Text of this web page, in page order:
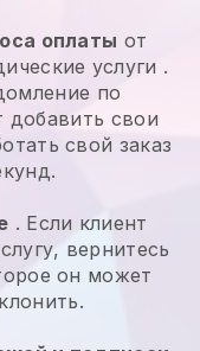
оплаты от
услуги .
по
добавить свои
свой заказ
. Если клиент
вернитесь
он может